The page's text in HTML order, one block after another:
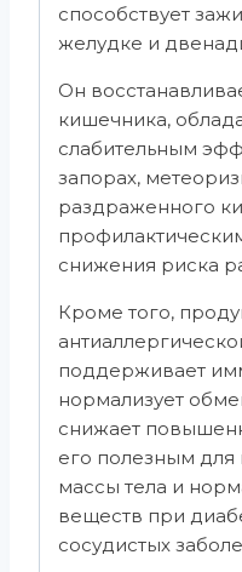
способствует
желудке и
Он
кишечника,
слабительным
запорах,
раздраженного
снижения риска
Кроме того,
поддерживает
нормализует
снижает
его полезным
массы тела и
веществ при
сосудистых